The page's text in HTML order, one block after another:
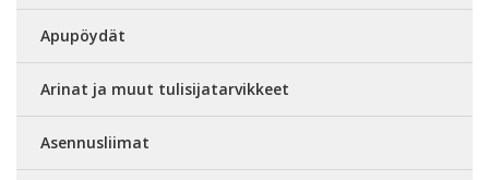
Apupöydät
Arinat ja muut tulisijatarvikkeet
Asennusliimat